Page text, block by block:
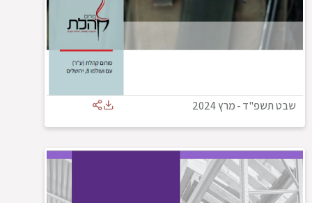
שבט תשפ"ד-מרץ 2024